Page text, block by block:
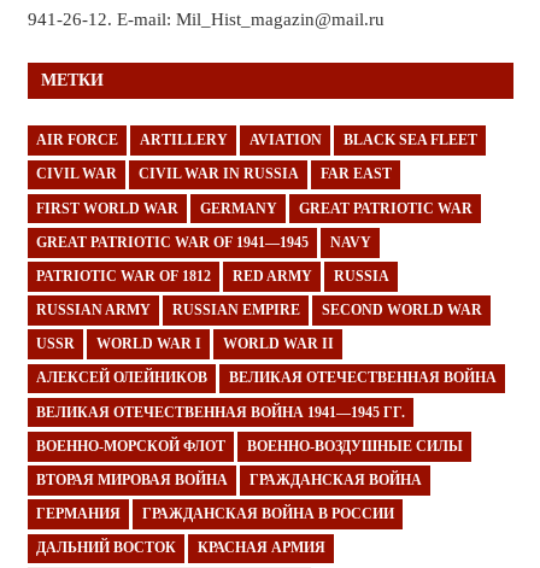
941-26-12. E-mail: Mil_Hist_magazin@mail.ru
МЕТКИ
AIR FORCE ARTILLERY AVIATION BLACK SEA FLEET
CIVIL WAR CIVIL WAR IN RUSSIA FAR EAST
FIRST WORLD WAR GERMANY GREAT PATRIOTIC WAR
GREAT PATRIOTIC WAR OF 1941—1945 NAVY
PATRIOTIC WAR OF 1812 RED ARMY RUSSIA
RUSSIAN ARMY RUSSIAN EMPIRE SECOND WORLD WAR
USSR WORLD WAR I WORLD WAR II
АЛЕКСЕЙ ОЛЕЙНИКОВ ВЕЛИКАЯ ОТЕЧЕСТВЕННАЯ ВОЙНА
ВЕЛИКАЯ ОТЕЧЕСТВЕННАЯ ВОЙНА 1941—1945 ГГ.
ВОЕННО-МОРСКОЙ ФЛОТ ВОЕННО-ВОЗДУШНЫЕ СИЛЫ
ВТОРАЯ МИРОВАЯ ВОЙНА ГРАЖДАНСКАЯ ВОЙНА
ГЕРМАНИЯ ГРАЖДАНСКАЯ ВОЙНА В РОССИИ
ДАЛЬНИЙ ВОСТОК КРАСНАЯ АРМИЯ